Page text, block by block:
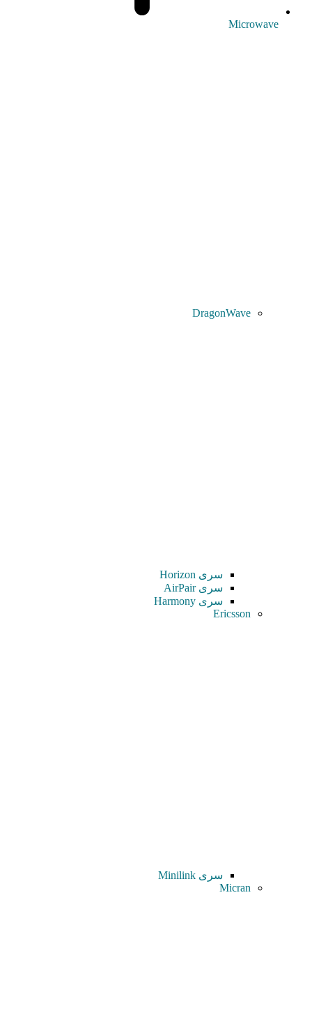
Microwave
DragonWave
سری Horizon
سری AirPair
سری Harmony
Ericsson
سری Minilink
Micran